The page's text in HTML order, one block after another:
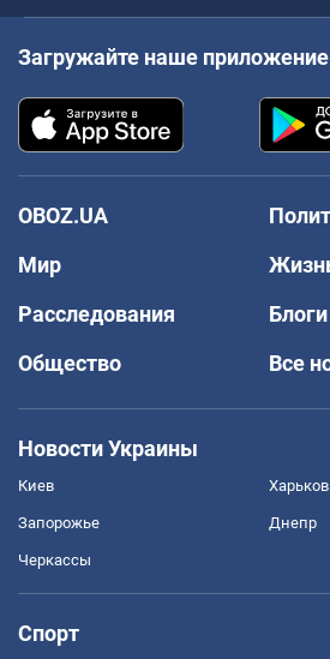
Загружайте наше приложение
OBOZ.UA
Мир
Расследования
Блоги
Общество
Все
Новости Украины
Киев Харьков
Запорожье Днепр
Черкассы
Спорт